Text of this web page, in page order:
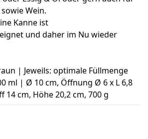
Wein.
Kanne ist
und daher im Nu wieder
| Jeweils: optimale Füllmenge
ml | Ø 10 cm, Öffnung Ø 6 x L 6,8
14 cm, Höhe 20,2 cm, 700 g